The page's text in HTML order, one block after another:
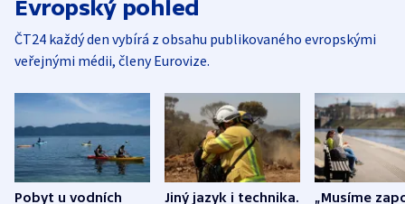
Evropský pohled
ČT24 každý den vybírá z obsahu publikovaného evropskými
veřejnými médii, členy Eurovize.
Pobyt u vodních
Jiný jazyk i technika.
„Musíme